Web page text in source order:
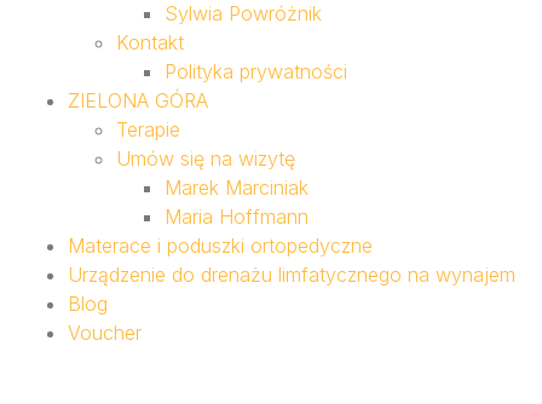
Sylwia Powróżnik
Kontakt
Polityka prywatności
ZIELONA GÓRA
Terapie
Umów się na wizytę
Marek Marciniak
Maria Hoffmann
Materace i poduszki ortopedyczne
Urządzenie do drenażu limfatycznego na wynajem
Blog
Voucher